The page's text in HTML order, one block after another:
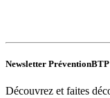
Newsletter PréventionBTP
Découvrez et faites